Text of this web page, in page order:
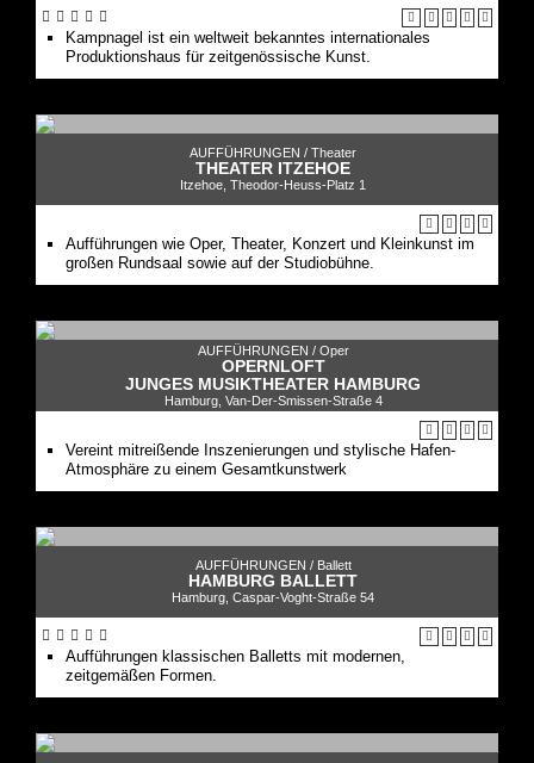
Kampnagel ist ein weltweit bekanntes internationales
Produktionshaus für zeitgenössische Kunst.
AUFFÜHRUNGEN / Theater
THEATER ITZEHOE
Itzehoe, Theodor-Heuss-Platz 1
Aufführungen wie Oper, Theater, Konzert und Kleinkunst im
großen Rundsaal sowie auf der Studiobühne.
AUFFÜHRUNGEN / Oper
OPERNLOFT
JUNGES MUSIKTHEATER HAMBURG
Hamburg, Van-Der-Smissen-Straße 4
Vereint mitreißende Inszenierungen und stylische Hafen-
Atmosphäre zu einem Gesamtkunstwerk
AUFFÜHRUNGEN / Ballett
HAMBURG BALLETT
Hamburg, Caspar-Voght-Straße 54
Aufführungen klassischen Balletts mit modernen,
zeitgemäßen Formen.